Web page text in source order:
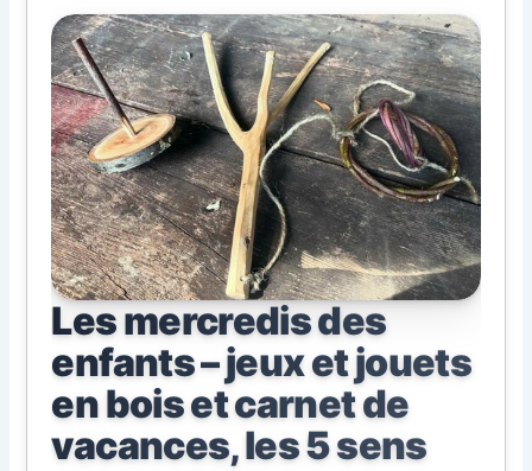
Les mercredis des
enfants – jeux et jouets
en bois et carnet de
vacances, les 5 sens